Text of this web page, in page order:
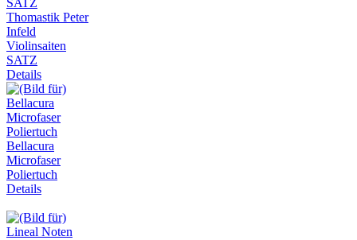
Thomastik Peter
Infeld
Violinsaiten
SATZ
Details
Bellacura
Microfaser
Poliertuch
Details